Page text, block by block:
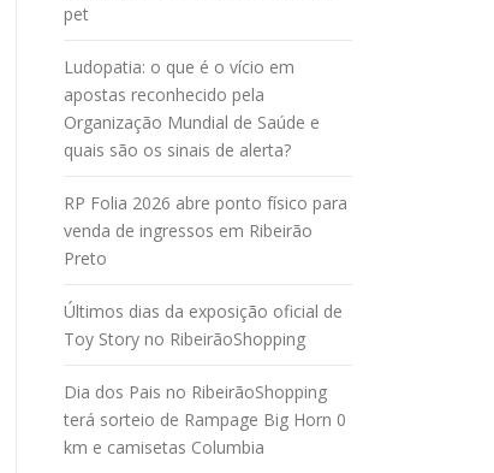
pet
Ludopatia: o que é o vício em
apostas reconhecido pela
Organização Mundial de Saúde e
quais são os sinais de alerta?
RP Folia 2026 abre ponto físico para
venda de ingressos em Ribeirão
Preto
Últimos dias da exposição oficial de
Toy Story no RibeirãoShopping
Dia dos Pais no RibeirãoShopping
terá sorteio de Rampage Big Horn 0
km e camisetas Columbia